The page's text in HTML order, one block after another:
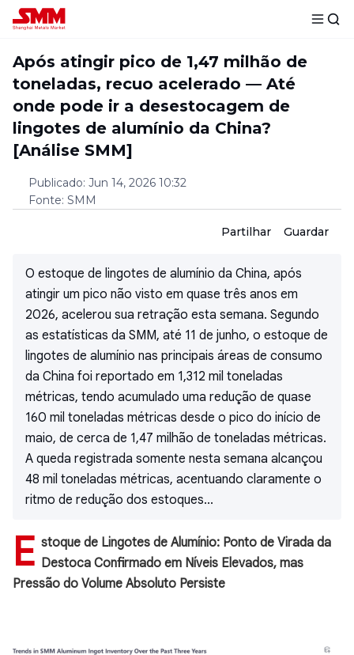
Após atingir pico de 1,47 milhão de
toneladas, recuo acelerado — Até
onde pode ir a desestocagem de
lingotes de alumínio da China?
[Análise SMM]
Publicado: Jun 14, 2026 10:32
Fonte: SMM
Partilhar Guardar
O estoque de lingotes de alumínio da China, após
atingir um pico não visto em quase três anos em
2026, acelerou sua retração esta semana. Segundo
as estatísticas da SMM, até 11 de junho, o estoque de
lingotes de alumínio nas principais áreas de consumo
da China foi reportado em 1,312 mil toneladas
métricas, tendo acumulado uma redução de quase
160 mil toneladas métricas desde o pico do início de
maio, de cerca de 1,47 milhão de toneladas métricas.
A queda registrada somente nesta semana alcançou
48 mil toneladas métricas, acentuando claramente o
ritmo de redução dos estoques...
E stoque de Lingotes de Alumínio: Ponto de Virada da
Destoca Confirmado em Níveis Elevados, mas
Pressão do Volume Absoluto Persiste